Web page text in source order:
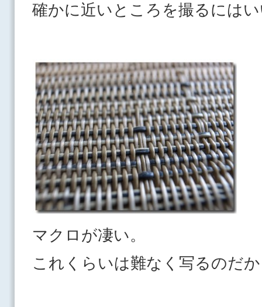
確かに近いところを撮るには
マクロが凄い。
これくらいは難なく写るのだ